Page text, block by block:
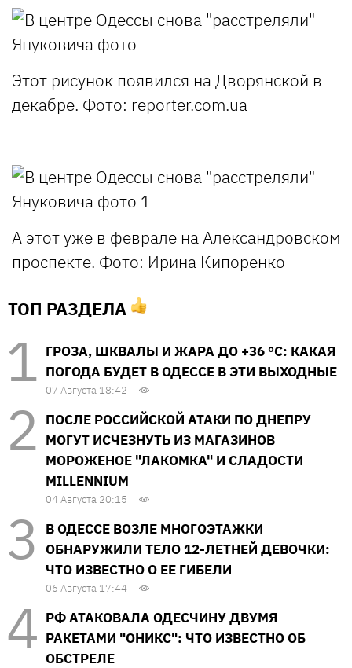
Этот рисунок появился на Дворянской в
декабре. Фото: reporter.com.ua
А этот уже в феврале на Александровском
проспекте. Фото: Ирина Кипоренко
ТОП РАЗДЕЛА
ГРОЗА, ШКВАЛЫ И ЖАРА ДО +36 °С: КАКАЯ
ПОГОДА БУДЕТ В ОДЕССЕ В ЭТИ ВЫХОДНЫЕ
07 Августа 18:42
ПОСЛЕ РОССИЙСКОЙ АТАКИ ПО ДНЕПРУ
МОГУТ ИСЧЕЗНУТЬ ИЗ МАГАЗИНОВ
МОРОЖЕНОЕ "ЛАКОМКА" И СЛАДОСТИ
MILLENNIUM
04 Августа 20:15
В ОДЕССЕ ВОЗЛЕ МНОГОЭТАЖКИ
ОБНАРУЖИЛИ ТЕЛО 12-ЛЕТНЕЙ ДЕВОЧКИ:
ЧТО ИЗВЕСТНО О ЕЕ ГИБЕЛИ
06 Августа 17:44
РФ АТАКОВАЛА ОДЕСЧИНУ ДВУМЯ
РАКЕТАМИ "ОНИКС": ЧТО ИЗВЕСТНО ОБ
ОБСТРЕЛЕ